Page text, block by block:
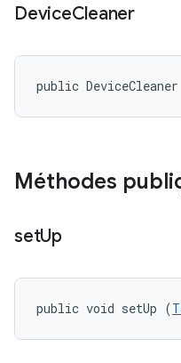
DeviceCleaner
public
Méthodes
setUp
public void setUp (